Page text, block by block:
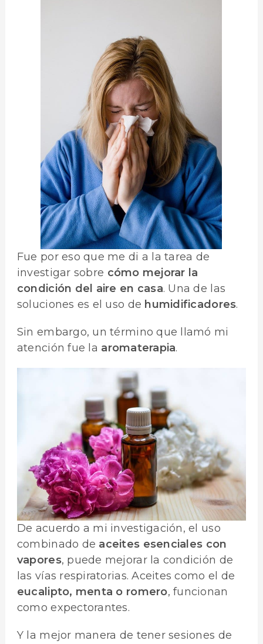
Fue por eso que me di a la tarea de
investigar sobre cómo mejorar la
condición del aire en casa. Una de las
soluciones es el uso de humidificadores.
Sin embargo, un término que llamó mi
atención fue la aromaterapia.
De acuerdo a mi investigación, el uso
combinado de aceites esenciales con
vapores, puede mejorar la condición de
las vías respiratorias. Aceites como el de
eucalipto, menta o romero, funcionan
como expectorantes.
Y la mejor manera de tener sesiones de